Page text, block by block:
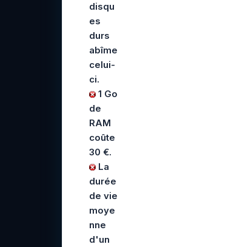
disqu
es
durs
abîme
celui-
ci.
1 Go
de
RAM
coûte
30 €.
La
durée
de vie
moye
nne
d'un